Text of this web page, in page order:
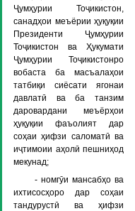
Ҷумҳурии Тоҷикистон,
санадҳои меъёрии ҳуқуқии
Президенти Ҷумҳурии
Тоҷикистон ва Ҳукумати
Ҷумҳурии Тоҷикистонро
вобаста ба масъалаҳои
татбиқи сиёсати ягонаи
давлатӣ ва ба танзим
даровардани меъёрҳои
ҳуқуқии фаъолият дар
соҳаи ҳифзи саломатӣ ва
иҷтимоии аҳолӣ пешниҳод
мекунад;
- номгӯи мансабҳо ва
ихтисосҳоро дар соҳаи
тандурустӣ ва ҳифзи